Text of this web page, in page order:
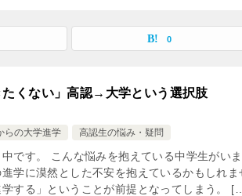
0
くない」高認→大学という選択肢
らの大学進学 高認生の悩み・疑問
です。 こんな悩みを抱えている中学生がい
学に漠然とした不安を抱えているかもしれま
する」ということが前提となってしまう。